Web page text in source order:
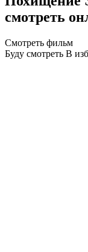
смотреть
Смотреть фильм
Буду смотреть В